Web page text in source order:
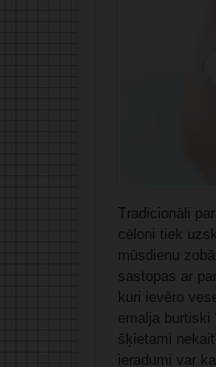
Tradicionāli
cēloni tiek
mūsdienu
sastopas ar
kuri ievēro
emalja burtiski
šķietami
ieradumi var